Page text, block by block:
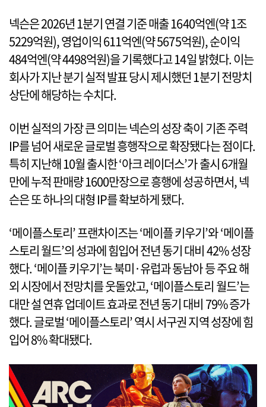
넥슨은 2026년 1분기 연결 기준 매출 1640억엔(약 1조
5229억원), 영업이익 611억엔(약 5675억원), 순이익
484억엔(약 4498억원)을 기록했다고 14일 밝혔다. 이는
회사가 지난 분기 실적 발표 당시 제시했던 1분기 전망치
상단에 해당하는 수치다.
이번 실적의 가장 큰 의미는 넥슨의 성장 축이 기존 주력
IP를 넘어 새로운 글로벌 흥행작으로 확장됐다는 점이다.
특히 지난해 10월 출시한 ‘아크 레이더스’가 출시 6개월
만에 누적 판매량 1600만장으로 흥행에 성공하면서, 넥
슨은 또 하나의 대형 IP를 확보하게 됐다.
‘메이플스토리’ 프랜차이즈는 ‘메이플 키우기’와 ‘메이플
스토리 월드’의 성과에 힘입어 전년 동기 대비 42% 성장
했다. ‘메이플 키우기’는 북미·유럽과 동남아 등 주요 해
외 시장에서 전망치를 웃돌았고, ‘메이플스토리 월드’는
대만 설 연휴 업데이트 효과로 전년 동기 대비 79% 증가
했다. 글로벌 ‘메이플스토리’ 역시 서구권 지역 성장에 힘
입어 8% 확대됐다.